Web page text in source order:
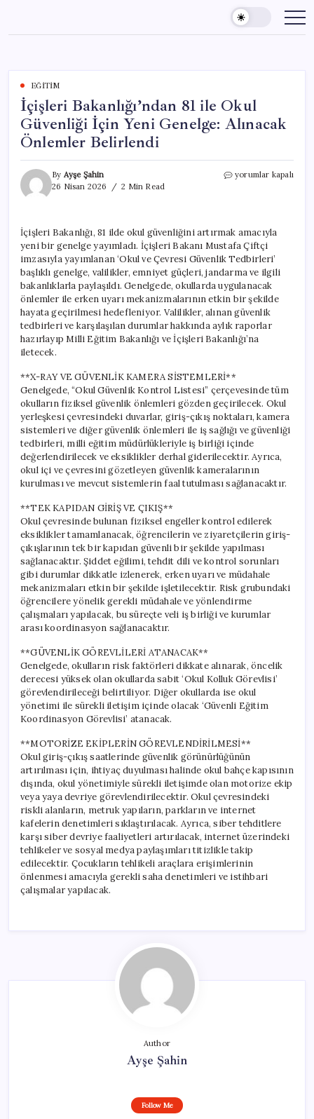
content
EĞITIM
İçişleri Bakanlığı’ndan 81 ile Okul
Güvenliği İçin Yeni Genelge: Alınacak
Önlemler Belirlendi
By Ayşe Şahin
26 Nisan 2026
2 Min Read
İçişleri
Güvenliği
İçin
Yeni
Genelge:
Alınacak
Önlemler
Belirlendi
için
yorumlar kapalı
İçişleri Bakanlığı, 81 ilde okul güvenliğini artırmak amacıyla
yeni bir genelge yayımladı. İçişleri Bakanı Mustafa Çiftçi
imzasıyla yayımlanan ‘Okul ve Çevresi Güvenlik Tedbirleri’
başlıklı genelge, valilikler, emniyet güçleri, jandarma ve ilgili
bakanlıklarla paylaşıldı. Genelgede, okullarda uygulanacak
önlemler ile erken uyarı mekanizmalarının etkin bir şekilde
hayata geçirilmesi hedefleniyor. Valilikler, alınan güvenlik
tedbirleri ve karşılaşılan durumlar hakkında aylık raporlar
hazırlayıp Milli Eğitim Bakanlığı ve İçişleri Bakanlığı’na
iletecek.
**X-RAY VE GÜVENLİK KAMERA SİSTEMLERİ**
Genelgede, “Okul Güvenlik Kontrol Listesi” çerçevesinde tüm
okulların fiziksel güvenlik önlemleri gözden geçirilecek. Okul
yerleşkesi çevresindeki duvarlar, giriş-çıkış noktaları, kamera
sistemleri ve diğer güvenlik önlemleri ile iş sağlığı ve güvenliği
tedbirleri, milli eğitim müdürlükleriyle iş birliği içinde
değerlendirilecek ve eksiklikler derhal giderilecektir. Ayrıca,
okul içi ve çevresini gözetleyen güvenlik kameralarının
kurulması ve mevcut sistemlerin faal tutulması sağlanacaktır.
**TEK KAPIDAN GİRİŞ VE ÇIKIŞ**
Okul çevresinde bulunan fiziksel engeller kontrol edilerek
eksiklikler tamamlanacak, öğrencilerin ve ziyaretçilerin giriş-
çıkışlarının tek bir kapıdan güvenli bir şekilde yapılması
sağlanacaktır. Şiddet eğilimi, tehdit dili ve kontrol sorunları
gibi durumlar dikkatle izlenerek, erken uyarı ve müdahale
mekanizmaları etkin bir şekilde işletilecektir. Risk grubundaki
öğrencilere yönelik gerekli müdahale ve yönlendirme
çalışmaları yapılacak, bu süreçte veli iş birliği ve kurumlar
arası koordinasyon sağlanacaktır.
**GÜVENLİK GÖREVLİLERİ ATANACAK**
Genelgede, okulların risk faktörleri dikkate alınarak, öncelik
derecesi yüksek olan okullarda sabit ‘Okul Kolluk Görevlisi’
görevlendirileceği belirtiliyor. Diğer okullarda ise okul
yönetimi ile sürekli iletişim içinde olacak ‘Güvenli Eğitim
Koordinasyon Görevlisi’ atanacak.
**MOTORİZE EKİPLERİN GÖREVLENDİRİLMESİ**
Okul giriş-çıkış saatlerinde güvenlik görünürlüğünün
artırılması için, ihtiyaç duyulması halinde okul bahçe kapısının
dışında, okul yönetimiyle sürekli iletişimde olan motorize ekip
veya yaya devriye görevlendirilecektir. Okul çevresindeki
riskli alanların, metruk yapıların, parkların ve internet
kafelerin denetimleri sıklaştırılacak. Ayrıca, siber tehditlere
karşı siber devriye faaliyetleri artırılacak, internet üzerindeki
tehlikeler ve sosyal medya paylaşımları titizlikle takip
edilecektir. Çocukların tehlikeli araçlara erişimlerinin
önlenmesi amacıyla gerekli saha denetimleri ve istihbari
çalışmalar yapılacak.
Author
Ayşe Şahin
Follow Me